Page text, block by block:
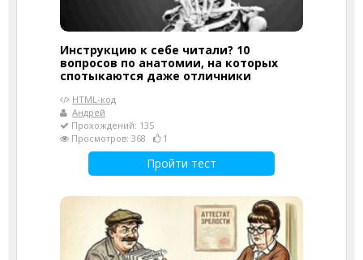
Инструкцию к себе читали? 10
вопросов по анатомии, на которых
спотыкаются даже отличники
HTML-код
Андрей
Прохождений: 135
Просмотров: 368
1
Пройти тест